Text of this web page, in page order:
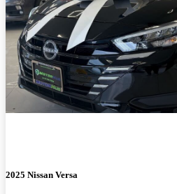
2025 Nissan Versa